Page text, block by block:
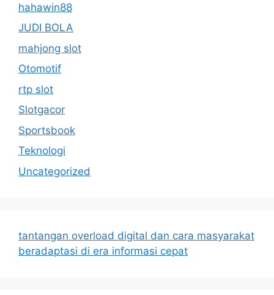
hahawin88
JUDI BOLA
mahjong slot
Otomotif
rtp slot
Slotgacor
Sportsbook
Teknologi
Uncategorized
tantangan overload digital dan cara masyarakat
beradaptasi di era informasi cepat